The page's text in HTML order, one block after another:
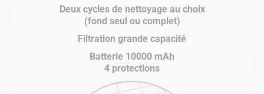
Deux cycles de nettoyage au choix
(fond seul ou complet)
Filtration grande capacité
Batterie 10000 mAh
4 protections